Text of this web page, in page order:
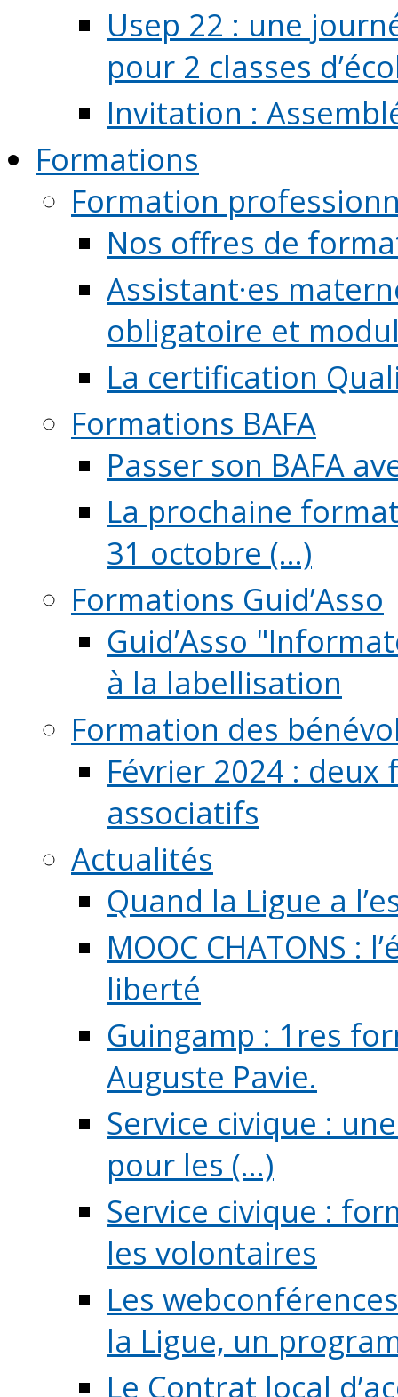
Usep 22 : une
pour 2 classes
Invitation :
Formations
Formation
Nos offres de
Assistant·es
obligatoire et
La certification
Formations BAFA
Passer son BAFA
La prochaine
31 octobre (...)
Formations Guid’Asso
Guid’Asso
à la labellisation
Formation des
Février 2024 :
associatifs
Actualités
Quand la Ligue a
MOOC CHATONS
liberté
Guingamp : 1res
Auguste Pavie.
Service civique :
pour les (...)
Service civique :
les volontaires
Les
la Ligue, un
Le Contrat local